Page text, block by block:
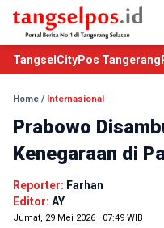
TangselCityPos Tangerang
Home / Internasional
Prabowo
Kenegaraan di
Reporter: Farhan
Editor: AY
Jumat, 29 Mei 2026 | 07:49 WIB